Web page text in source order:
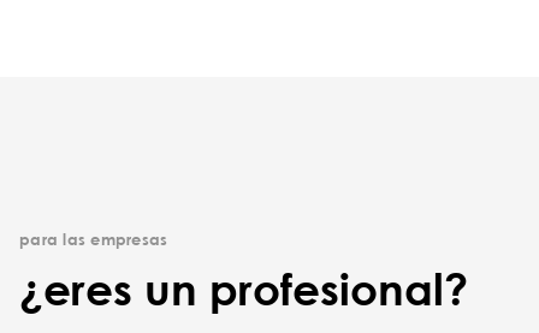
para las empresas
¿eres un profesional?